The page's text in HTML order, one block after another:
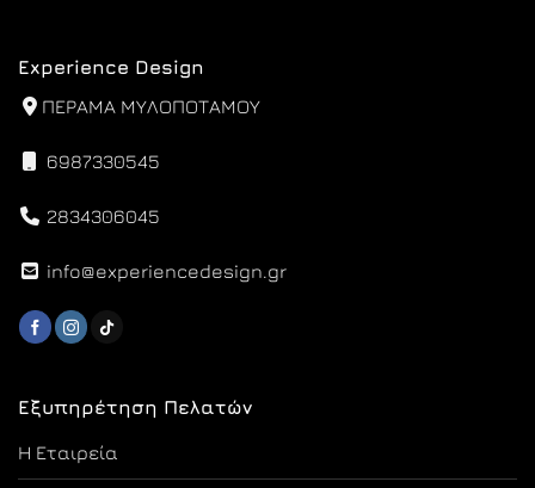
Εξυπηρέτηση Πελατών
Η Εταιρεία
Experience Design
ΠΕΡΑΜΑ ΜΥΛΟΠΟΤΑΜΟΥ
6987330545
2834306045
info@experiencedesign.gr